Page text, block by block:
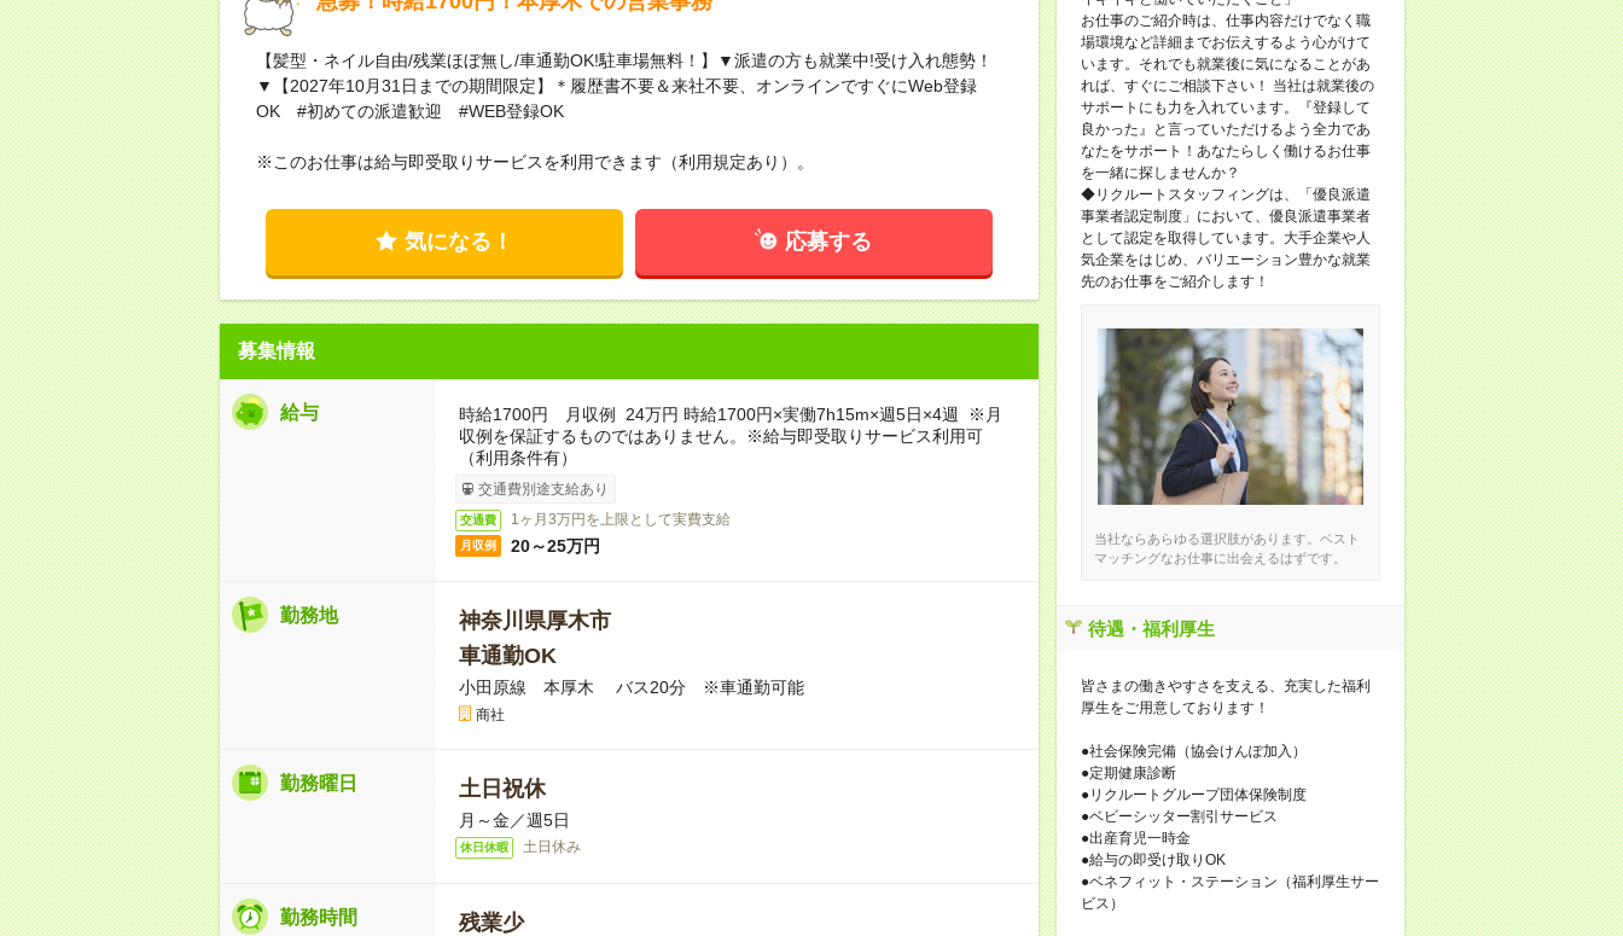
【髪型・ネイル自由/残業ほぼ無し/車通勤OK!駐車場無料！】▼派遣の方も就業中!受け入れ態勢！
▼【2027年10月31日までの期間限定】＊履歴書不要＆来社不要、オンラインですぐにWeb登録
OK #初めての派遣歓迎 #WEB登録OK
※このお仕事は給与即受取りサービスを利用できます（利用規定あり）。
気になる！ 応募する
募集情報
給与
時給1700円 月収例 24万円 時給1700円×実働7h15m×週5日×4週 ※月
収例を保証するものではありません。※給与即受取りサービス利用可
（利用条件有）
交通費別途支給あり
交通費 1ヶ月3万円を上限として実費支給
月収例 20～25万円
勤務地
神奈川県厚木市
車通勤OK
小田原線 本厚木 バス20分 ※車通勤可能
商社
勤務曜日 土日祝休
月～金／週5日
休日休暇 土日休み
勤務時間 残業少
お仕事のご紹介時は、仕事内容だけでなく職
場環境など詳細までお伝えするよう心がけて
います。それでも就業後に気になることがあ
れば、すぐにご相談下さい！ 当社は就業後の
サポートにも力を入れています。『登録して
良かった』と言っていただけるよう全力であ
なたをサポート！あなたらしく働けるお仕事
を一緒に探しませんか？
◆リクルートスタッフィングは、「優良派遣
事業者認定制度」において、優良派遣事業者
として認定を取得しています。大手企業や人
気企業をはじめ、バリエーション豊かな就業
先のお仕事をご紹介します！
当社ならあらゆる選択肢があります。ベスト
マッチングなお仕事に出会えるはずです。
待遇・福利厚生
皆さまの働きやすさを支える、充実した福利
厚生をご用意しております！
●社会保険完備（協会けんぽ加入）
●定期健康診断
●リクルートグループ団体保険制度
●ベビーシッター割引サービス
●出産育児一時金
●給与の即受け取りOK
●ベネフィット・ステーション（福利厚生サー
ビス）